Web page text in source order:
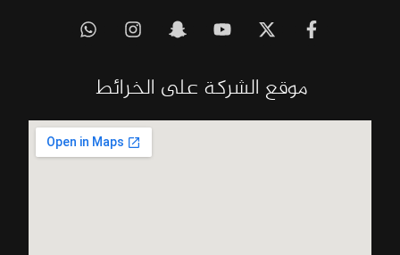
موقع الشركة على الخرائط